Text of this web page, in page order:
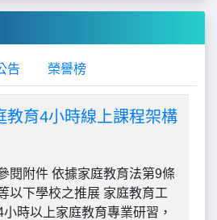
告 榮譽榜
教育4小時線上課程架構
閱附件 依據家庭教育法第9條
以下學校之推展 家庭教育工
時以上家庭教育專業研習，